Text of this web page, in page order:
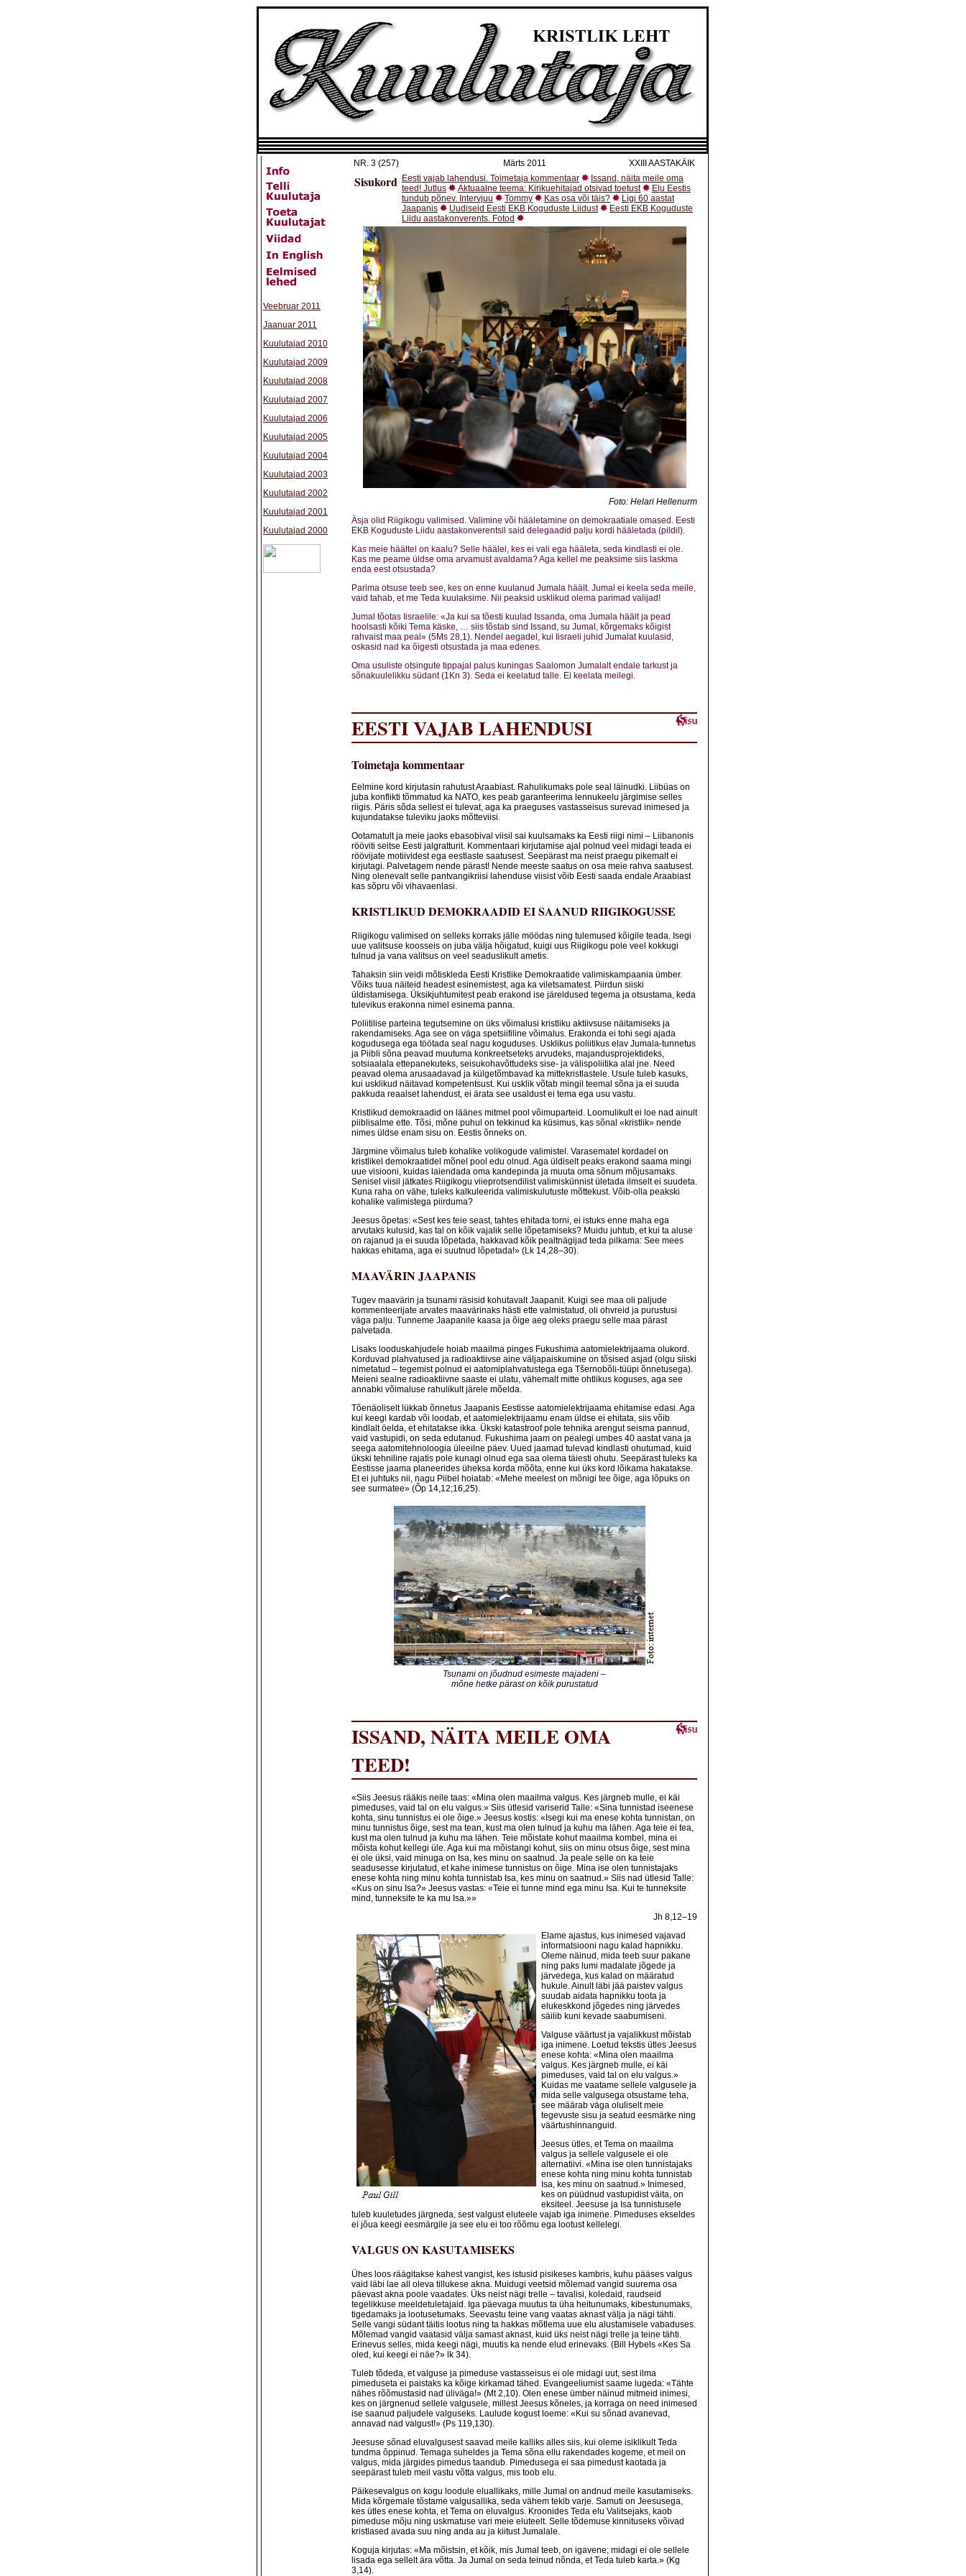
Veebruar 2011
Jaanuar 2011
Kuulutajad 2010
Kuulutajad 2009
Kuulutajad 2008
Kuulutajad 2007
Kuulutajad 2006
Kuulutajad 2005
Kuulutajad 2004
Kuulutajad 2003
Kuulutajad 2002
Kuulutajad 2001
Kuulutajad 2000
NR. 3 (257) Märts 2011 XXIII AASTAKÄIK
Sisukord Eesti vajab lahendusi. Toimetaja kommentaar
Issand, näita meile oma
teed! Jutlus
Aktuaalne teema: Kirikuehitajad otsivad toetust
Elu Eestis
tundub põnev. Intervjuu
Tommy Kas osa või täis?
Ligi 60 aastat
Jaapanis
Uudiseid Eesti EKB Koguduste Liidust
Eesti EKB Koguduste
Liidu aastakonverents. Fotod
Foto: Helari Hellenurm
Äsja olid Riigikogu valimised. Valimine või hääletamine on demokraatiale omased. Eesti
EKB Koguduste Liidu aastakonverentsil said delegaadid palju kordi hääletada (pildil).
Kas meie häältel on kaalu? Selle häälel, kes ei vali ega hääleta, seda kindlasti ei ole.
Kas me peame üldse oma arvamust avaldama? Aga kellel me peaksime siis laskma
enda eest otsustada?
Parima otsuse teeb see, kes on enne kuulanud Jumala häält. Jumal ei keela seda meile,
vaid tahab, et me Teda kuulaksime. Nii peaksid usklikud olema parimad valijad!
Jumal tõotas Iisraelile: «Ja kui sa tõesti kuulad Issanda, oma Jumala häält ja pead
hoolsasti kõiki Tema käske, … siis tõstab sind Issand, su Jumal, kõrgemaks kõigist
rahvaist maa peal» (5Ms 28,1). Nendel aegadel, kui Iisraeli juhid Jumalat kuulasid,
oskasid nad ka õigesti otsustada ja maa edenes.
Oma usuliste otsingute tippajal palus kuningas Saalomon Jumalalt endale tarkust ja
sõnakuulelikku südant (1Kn 3). Seda ei keelatud talle. Ei keelata meilegi.
EESTI VAJAB LAHENDUSI
Toimetaja kommentaar
Eelmine kord kirjutasin rahutust Araabiast. Rahulikumaks pole seal läinudki. Liibüas on
juba konflikti tõmmatud ka NATO, kes peab garanteerima lennukeelu järgimise selles
riigis. Päris sõda sellest ei tulevat, aga ka praeguses vastasseisus surevad inimesed ja
kujundatakse tuleviku jaoks mõtteviisi.
Ootamatult ja meie jaoks ebasobival viisil sai kuulsamaks ka Eesti riigi nimi – Liibanonis
rööviti seitse Eesti jalgratturit. Kommentaari kirjutamise ajal polnud veel midagi teada ei
röövijate motiividest ega eestlaste saatusest. Seepärast ma neist praegu pikemalt ei
kirjutagi. Palvetagem nende pärast! Nende meeste saatus on osa meie rahva saatusest.
Ning olenevalt selle pantvangikriisi lahenduse viisist võib Eesti saada endale Araabiast
kas sõpru või vihavaenlasi.
KRISTLIKUD DEMOKRAADID EI SAANUD RIIGIKOGUSSE
Riigikogu valimised on selleks korraks jälle möödas ning tulemused kõigile teada. Isegi
uue valitsuse koosseis on juba välja hõigatud, kuigi uus Riigikogu pole veel kokkugi
tulnud ja vana valitsus on veel seaduslikult ametis.
Tahaksin siin veidi mõtiskleda Eesti Kristlike Demokraatide valimiskampaania ümber.
Võiks tuua näiteid headest esinemistest, aga ka viletsamatest. Piirdun siiski
üldistamisega. Üksikjuhtumitest peab erakond ise järeldused tegema ja otsustama, keda
tulevikus erakonna nimel esinema panna.
Poliitilise parteina tegutsemine on üks võimalusi kristliku aktiivsuse näitamiseks ja
rakendamiseks. Aga see on väga spetsiifiline võimalus. Erakonda ei tohi segi ajada
kogudusega ega töötada seal nagu koguduses. Usklikus poliitikus elav Jumala-tunnetus
ja Piibli sõna peavad muutuma konkreetseteks arvudeks, majandusprojektideks,
sotsiaalala ettepanekuteks, seisukohavõttudeks sise- ja välispoliitika alal jne. Need
peavad olema arusaadavad ja külgetõmbavad ka mittekristlastele. Usule tuleb kasuks,
kui usklikud näitavad kompetentsust. Kui usklik võtab mingil teemal sõna ja ei suuda
pakkuda reaalset lahendust, ei ärata see usaldust ei tema ega usu vastu.
Kristlikud demokraadid on läänes mitmel pool võimuparteid. Loomulikult ei loe nad ainult
piiblisalme ette. Tõsi, mõne puhul on tekkinud ka küsimus, kas sõnal «kristlik» nende
nimes üldse enam sisu on. Eestis õnneks on.
Järgmine võimalus tuleb kohalike volikogude valimistel. Varasematel kordadel on
kristlikel demokraatidel mõnel pool edu olnud. Aga üldiselt peaks erakond saama mingi
uue visiooni, kuidas laiendada oma kandepinda ja muuta oma sõnum mõjusamaks.
Senisel viisil jätkates Riigikogu viieprotsendilist valimiskünnist ületada ilmselt ei suudeta.
Kuna raha on vähe, tuleks kalkuleerida valimiskulutuste mõttekust. Võib-olla peakski
kohalike valimistega piirduma?
Jeesus õpetas: «Sest kes teie seast, tahtes ehitada torni, ei istuks enne maha ega
arvutaks kulusid, kas tal on kõik vajalik selle lõpetamiseks? Muidu juhtub, et kui ta aluse
on rajanud ja ei suuda lõpetada, hakkavad kõik pealtnägijad teda pilkama: See mees
hakkas ehitama, aga ei suutnud lõpetada!» (Lk 14,28–30).
MAAVÄRIN JAAPANIS
Tugev maavärin ja tsunami räsisid kohutavalt Jaapanit. Kuigi see maa oli paljude
kommenteerijate arvates maavärinaks hästi ette valmistatud, oli ohvreid ja purustusi
väga palju. Tunneme Jaapanile kaasa ja õige aeg oleks praegu selle maa pärast
palvetada.
Lisaks looduskahjudele hoiab maailma pinges Fukushima aatomielektrijaama olukord.
Korduvad plahvatused ja radioaktiivse aine väljapaiskumine on tõsised asjad (olgu siiski
nimetatud – tegemist polnud ei aatomiplahvatustega ega Tšernobõli-tüüpi õnnetusega).
Meieni sealne radioaktiivne saaste ei ulatu, vähemalt mitte ohtlikus koguses, aga see
annabki võimaluse rahulikult järele mõelda.
Tõenäoliselt lükkab õnnetus Jaapanis Eestisse aatomielektrijaama ehitamise edasi. Aga
kui keegi kardab või loodab, et aatomielektrijaamu enam üldse ei ehitata, siis võib
kindlalt öelda, et ehitatakse ikka. Ükski katastroof pole tehnika arengut seisma pannud,
vaid vastupidi, on seda edutanud. Fukushima jaam on pealegi umbes 40 aastat vana ja
seega aatomitehnoloogia üleeilne päev. Uued jaamad tulevad kindlasti ohutumad, kuid
ükski tehniline rajatis pole kunagi olnud ega saa olema täiesti ohutu. Seepärast tuleks ka
Eestisse jaama planeerides üheksa korda mõõta, enne kui üks kord lõikama hakatakse.
Et ei juhtuks nii, nagu Piibel hoiatab: «Mehe meelest on mõnigi tee õige, aga lõpuks on
see surmatee» (Õp 14,12;16,25).
Tsunami on jõudnud esimeste majadeni –
mõne hetke pärast on kõik purustatud
ISSAND, NÄITA MEILE OMA
TEED!
«Siis Jeesus rääkis neile taas: «Mina olen maailma valgus. Kes järgneb mulle, ei käi
pimeduses, vaid tal on elu valgus.» Siis ütlesid variserid Talle: «Sina tunnistad iseenese
kohta, sinu tunnistus ei ole õige.» Jeesus kostis: «Isegi kui ma enese kohta tunnistan, on
minu tunnistus õige, sest ma tean, kust ma olen tulnud ja kuhu ma lähen. Aga teie ei tea,
kust ma olen tulnud ja kuhu ma lähen. Teie mõistate kohut maailma kombel, mina ei
mõista kohut kellegi üle. Aga kui ma mõistangi kohut, siis on minu otsus õige, sest mina
ei ole üksi, vaid minuga on Isa, kes minu on saatnud. Ja peale selle on ka teie
seadusesse kirjutatud, et kahe inimese tunnistus on õige. Mina ise olen tunnistajaks
enese kohta ning minu kohta tunnistab Isa, kes minu on saatnud.» Siis nad ütlesid Talle:
«Kus on sinu Isa?» Jeesus vastas: «Teie ei tunne mind ega minu Isa. Kui te tunneksite
mind, tunneksite te ka mu Isa.»»
Jh 8,12–19
Elame ajastus, kus inimesed vajavad
informatsiooni nagu kalad hapnikku.
Oleme näinud, mida teeb suur pakane
ning paks lumi madalate jõgede ja
järvedega, kus kalad on määratud
hukule. Ainult läbi jää paistev valgus
suudab aidata hapnikku toota ja
elukeskkond jõgedes ning järvedes
säilib kuni kevade saabumiseni.
Valguse väärtust ja vajalikkust mõistab
iga inimene. Loetud tekstis ütles Jeesus
enese kohta: «Mina olen maailma
valgus. Kes järgneb mulle, ei käi
pimeduses, vaid tal on elu valgus.»
Kuidas me vaatame sellele valgusele ja
mida selle valgusega otsustame teha,
see määrab väga oluliselt meie
tegevuste sisu ja seatud eesmärke ning
väärtushinnanguid.
Jeesus ütles, et Tema on maailma
valgus ja sellele valgusele ei ole
alternatiivi. «Mina ise olen tunnistajaks
enese kohta ning minu kohta tunnistab
Isa, kes minu on saatnud.» Inimesed,
kes on püüdnud vastupidist väita, on
eksiteel. Jeesuse ja Isa tunnistusele
tuleb kuuletudes järgneda, sest valgust eluteele vajab iga inimene. Pimeduses ekseldes
ei jõua keegi eesmärgile ja see elu ei too rõõmu ega lootust kellelegi.
VALGUS ON KASUTAMISEKS
Ühes loos räägitakse kahest vangist, kes istusid pisikeses kambris, kuhu pääses valgus
vaid läbi lae all oleva tillukese akna. Muidugi veetsid mõlemad vangid suurema osa
päevast akna poole vaadates. Üks neist nägi trelle – tavalisi, koledaid, raudseid
tegelikkuse meeldetuletajaid. Iga päevaga muutus ta üha heitunumaks, kibestunumaks,
tigedamaks ja lootusetumaks. Seevastu teine vang vaatas aknast välja ja nägi tähti.
Selle vangi südant täitis lootus ning ta hakkas mõtlema uue elu alustamisele vabaduses.
Mõlemad vangid vaatasid välja samast aknast, kuid üks neist nägi trelle ja teine tähti.
Erinevus selles, mida keegi nägi, muutis ka nende elud erinevaks. (Bill Hybels «Kes Sa
oled, kui keegi ei näe?» lk 34).
Tuleb tõdeda, et valguse ja pimeduse vastasseisus ei ole midagi uut, sest ilma
pimeduseta ei paistaks ka kõige kirkamad tähed. Evangeeliumist saame lugeda: «Tähte
nähes rõõmustasid nad üliväga!» (Mt 2,10). Olen enese ümber näinud mitmeid inimesi,
kes on järgnenud sellele valgusele, millest Jeesus kõneles, ja korraga on need inimesed
ise saanud paljudele valguseks. Laulude kogust loeme: «Kui su sõnad avanevad,
annavad nad valgust!» (Ps 119,130).
Jeesuse sõnad eluvalgusest saavad meile kalliks alles siis, kui oleme isiklikult Teda
tundma õppinud. Temaga suheldes ja Tema sõna ellu rakendades kogeme, et meil on
valgus, mida järgides pimedus taandub. Pimedusega ei saa pimedust kaotada ja
seepärast tuleb meil vastu võtta valgus, mis toob elu.
Päikesevalgus on kogu loodule eluallikaks, mille Jumal on andnud meile kasutamiseks.
Mida kõrgemale tõstame valgusallika, seda vähem tekib varje. Samuti on Jeesusega,
kes ütles enese kohta, et Tema on eluvalgus. Kroonides Teda elu Valitsejaks, kaob
pimeduse mõju ning uskmatuse vari meie eluteelt. Selle tõdemuse kinnituseks võivad
kristlased avada suu ning anda au ja kiitust Jumalale.
Koguja kirjutas: «Ma mõistsin, et kõik, mis Jumal teeb, on igavene; midagi ei ole sellele
lisada ega sellelt ära võtta. Ja Jumal on seda teinud nõnda, et Teda tuleb karta.» (Kg
3,14).